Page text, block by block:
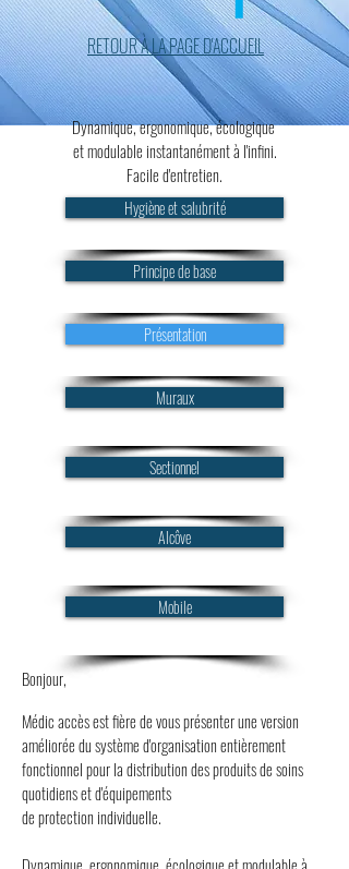
RETOUR À LA PAGE D'ACCUEIL
Dynamique, ergonomique, écologique
et modulable instantanément à l'infini.
Facile d'entretien.
Hygiène et salubrité
Principe de base
Présentation
Muraux
Sectionnel
Alcôve
Mobile
Bonjour,
Médic accès est fière de vous présenter une version
améliorée du système d'organisation entièrement
fonctionnel pour la distribution des produits de soins
quotidiens et d'équipements
de protection individuelle.